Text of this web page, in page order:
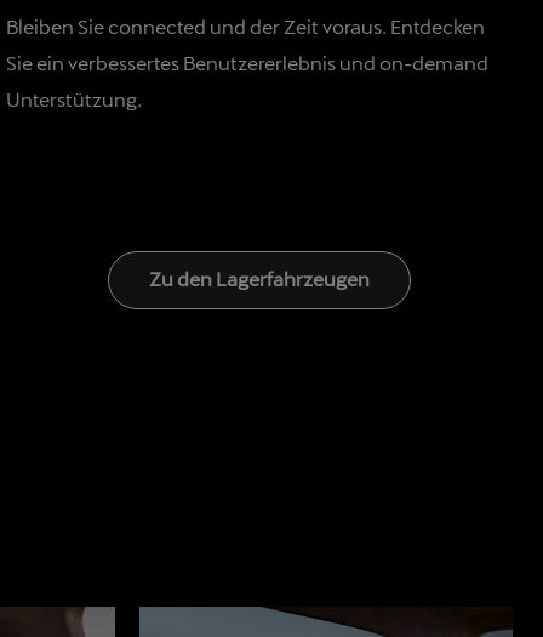
Bleiben Sie connected und der Zeit voraus. Entdecken
Sie ein verbessertes Benutzererlebnis und on-demand
Unterstützung.
Zu den Lagerfahrzeugen